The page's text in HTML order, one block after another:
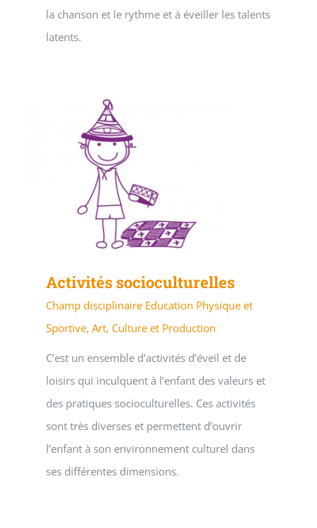
la chanson et le rythme et à éveiller les talents
latents.
Activités socioculturelles
Champ disciplinaire Education Physique et
Sportive, Art, Culture et Production
C’est un ensemble d’activités d’éveil et de
loisirs qui inculquent à l’enfant des valeurs et
des pratiques socioculturelles. Ces activités
sont très diverses et permettent d’ouvrir
l’enfant à son environnement culturel dans
ses différentes dimensions.